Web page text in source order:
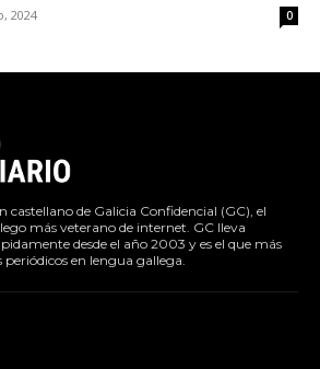
2024 0
castellano de Galicia Confidencial (GC), el
más veterano de internet. GC lleva
desde el año 2003 y es el que más
en lengua gallega.